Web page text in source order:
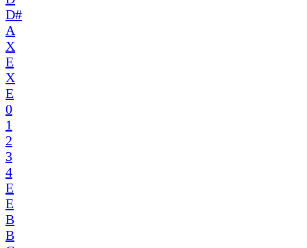
D#
A
X
E
X
E
0
1
2
3
4
E
E
B
B